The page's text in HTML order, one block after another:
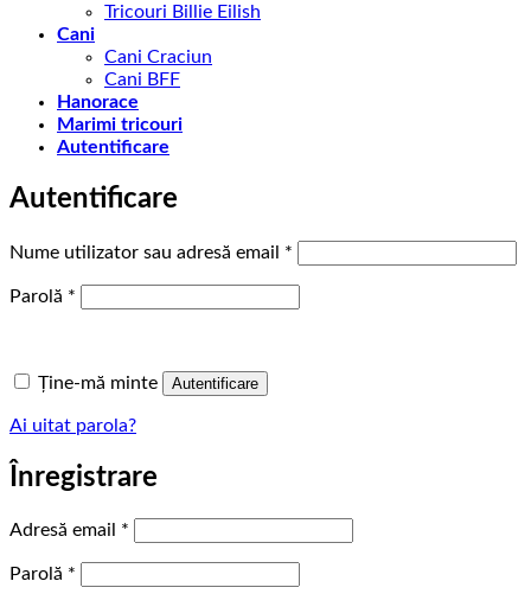
Tricouri Billie Eilish
Cani
Cani Craciun
Cani BFF
Hanorace
Marimi tricouri
Autentificare
Autentificare
Nume utilizator sau adresă email *
Parolă *
Ține-mă minte Autentificare
Ai uitat parola?
Înregistrare
Adresă email *
Parolă *